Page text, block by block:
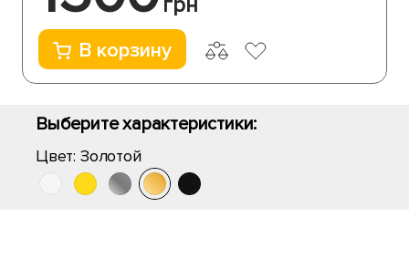
В корзину
Выберите характеристики:
Цвет: Золотой